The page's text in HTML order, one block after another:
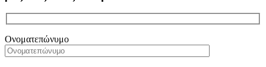
Ονοματεπώνυμο